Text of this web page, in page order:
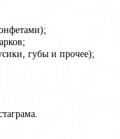
губы и прочее);